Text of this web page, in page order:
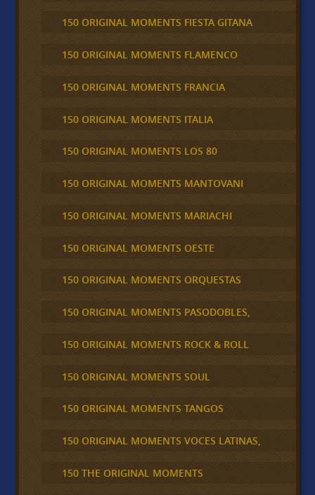
150 ORIGINAL MOMENTS FIESTA GITANA
150 ORIGINAL MOMENTS FLAMENCO
150 ORIGINAL MOMENTS FRANCIA
150 ORIGINAL MOMENTS ITALIA
150 ORIGINAL MOMENTS LOS 80
150 ORIGINAL MOMENTS MANTOVANI
150 ORIGINAL MOMENTS MARIACHI
150 ORIGINAL MOMENTS OESTE
150 ORIGINAL MOMENTS ORQUESTAS
150 ORIGINAL MOMENTS PASODOBLES,
150 ORIGINAL MOMENTS ROCK & ROLL
150 ORIGINAL MOMENTS SOUL
150 ORIGINAL MOMENTS TANGOS
150 ORIGINAL MOMENTS VOCES LATINAS,
150 THE ORIGINAL MOMENTS